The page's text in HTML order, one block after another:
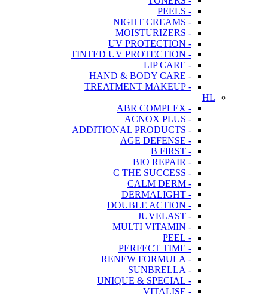
- PEELS
- NIGHT CREAMS
- MOISTURIZERS
- UV PROTECTION
- TINTED UV PROTECTION
- LIP CARE
- HAND & BODY CARE
- TREATMENT MAKEUP
HL
- ABR COMPLEX
- ACNOX PLUS
- ADDITIONAL PRODUCTS
- AGE DEFENSE
- B FIRST
- BIO REPAIR
- C THE SUCCESS
- CALM DERM
- DERMALIGHT
- DOUBLE ACTION
- JUVELAST
- MULTI VITAMIN
- PEEL
- PERFECT TIME
- RENEW FORMULA
- SUNBRELLA
- UNIQUE & SPECIAL
- VITALISE